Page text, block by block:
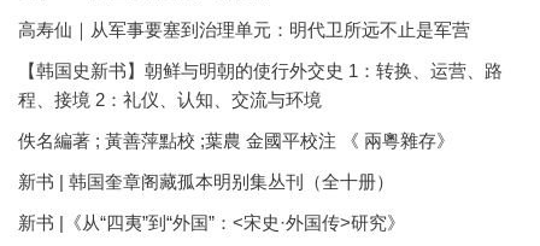
高寿仙｜从军事要塞到治理单元：明代卫所远不止是军营
【韩国史新书】朝鲜与明朝的使行外交史 1：转换、运营、路
程、接境 2：礼仪、认知、交流与环境
佚名編著 ; 黃善萍點校 ;葉農 金國平校注 《 兩粵雜存》
新书 | 韩国奎章阁藏孤本明别集丛刊（全十册）
新书 |《从“四夷”到“外国”：<宋史·外国传>研究》